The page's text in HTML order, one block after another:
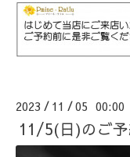
2023 / 11 /05 00:00
11/5(日)のご予